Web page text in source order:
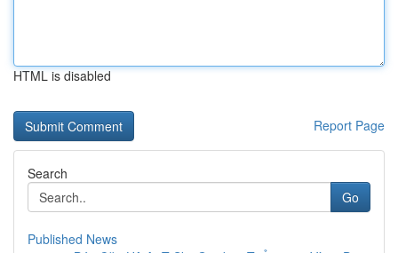
HTML is disabled
Report Page
Search
Go
Published News